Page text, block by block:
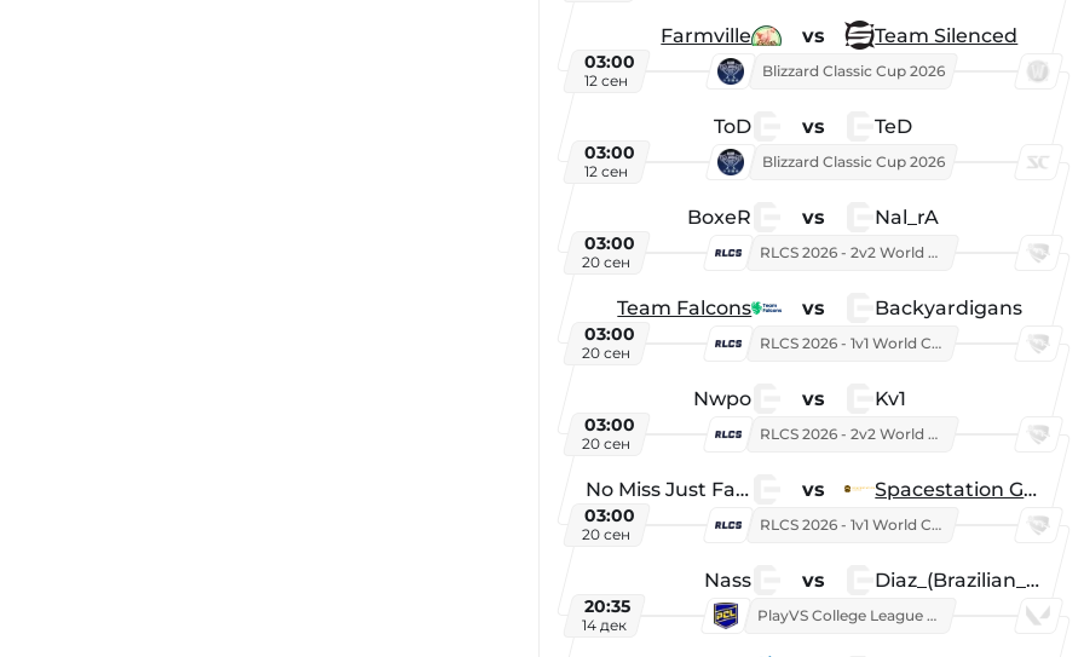
Farmville vs Team Silenced
03:00
12 сен
Blizzard Classic Cup 2026
ToD vs TeD
03:00
12 сен
Blizzard Classic Cup 2026
BoxeR vs Nal_rA
03:00
20 сен
RLCS 2026 - 2v2 World Championship
Team Falcons vs Backyardigans
03:00
20 сен
RLCS 2026 - 1v1 World Championship
Nwpo vs Kv1
03:00
20 сен
RLCS 2026 - 2v2 World Championship
No Miss Just Fake vs Spacestation Gaming
03:00
20 сен
RLCS 2026 - 1v1 World Championship
Nass vs Diaz_(Brazilian_Player)
20:35
14 дек
PlayVS College League 2025: Fall